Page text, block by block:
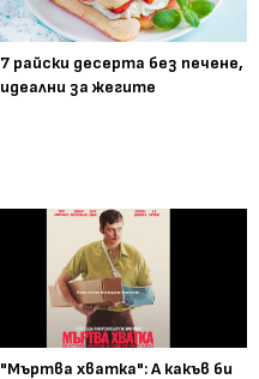
7 райски десерта без печене,
идеални за жегите
"Мъртва хватка": А какъв би